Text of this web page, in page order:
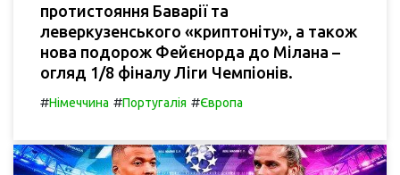
протистояння Баварії та
леверкузенського «криптоніту», а також
нова подорож Фейєнорда до Мілана –
огляд 1/8 фіналу Ліги Чемпіонів.
#Німеччина #Португалія #Європа